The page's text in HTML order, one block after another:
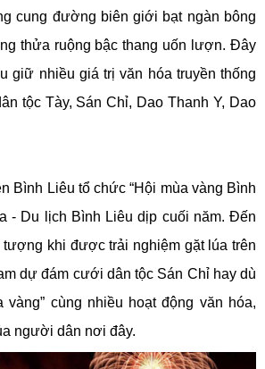
cung đường biên giới bạt ngàn bông
thửa ruộng bậc thang uốn lượn. Đây
giữ nhiều giá trị văn hóa truyền thống
tộc Tày, Sán Chỉ, Dao Thanh Y, Dao
Bình Liêu tổ chức “Hội mùa vàng Bình
- Du lịch Bình Liêu dịp cuối năm. Đến
tượng khi được trải nghiệm gặt lúa trên
dự đám cưới dân tộc Sán Chỉ hay dù
vàng” cùng nhiều hoạt động văn hóa,
người dân nơi đây.